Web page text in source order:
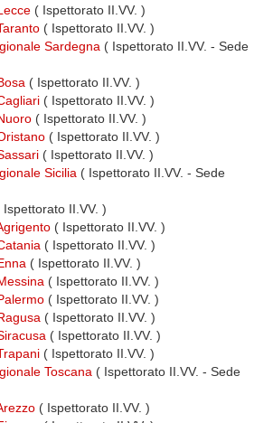
( Ispettorato II.VV. )
( Ispettorato II.VV. )
Sardegna ( Ispettorato II.VV. - Sede
( Ispettorato II.VV. )
( Ispettorato II.VV. )
( Ispettorato II.VV. )
( Ispettorato II.VV. )
( Ispettorato II.VV. )
Sicilia ( Ispettorato II.VV. - Sede
Ispettorato II.VV. )
( Ispettorato II.VV. )
( Ispettorato II.VV. )
( Ispettorato II.VV. )
( Ispettorato II.VV. )
( Ispettorato II.VV. )
( Ispettorato II.VV. )
( Ispettorato II.VV. )
( Ispettorato II.VV. )
Toscana ( Ispettorato II.VV. - Sede
( Ispettorato II.VV. )